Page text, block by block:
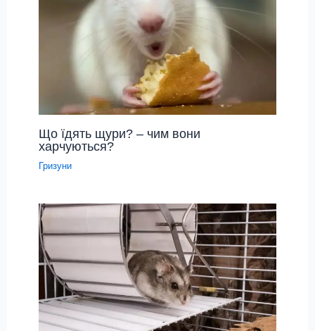
Що їдять щури? – чим вони
харчуються?
Гризуни